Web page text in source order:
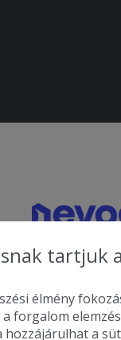
2010-2026
tartjuk
élmény
forgalom
a